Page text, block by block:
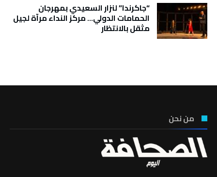
“جاكرندا” لنزار السعيدي بمهرجان
الحمامات الدولي… مركز النداء مرآة لجيل
مثقل بالانتظار
من نحن